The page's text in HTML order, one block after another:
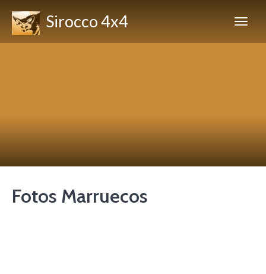
Sirocco 4x4
Fotos Marruecos